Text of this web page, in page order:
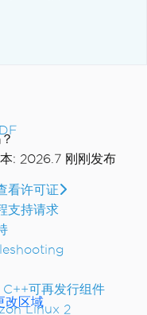
支持请求
可再发行组件
Linux 2
: 2026.7 刚刚发布
看许可证
改区域